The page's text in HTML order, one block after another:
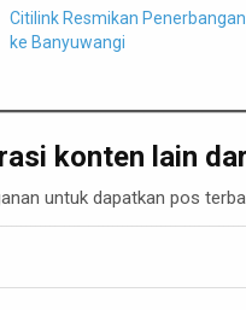
Citilink Resmikan Penerbangan
ke Banyuwangi‎
konten lain
untuk dapatkan pos